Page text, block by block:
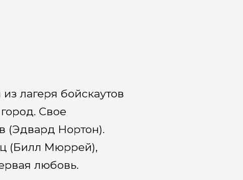
лагеря бойскаутов
Свое
(Эдвард Нортон).
(Билл Мюррей),
любовь.